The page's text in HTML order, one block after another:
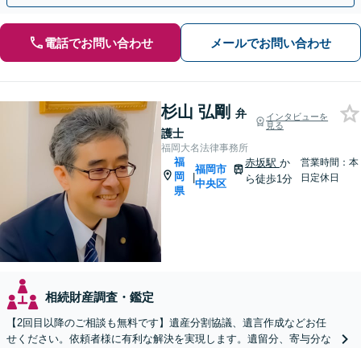
電話でお問い合わせ メールでお問い合わせ
杉山 弘剛 弁
護士
インタビューを
見る
福岡大名法律事務所
福
岡
県
|
福岡市
中央区
赤坂駅 か
ら徒歩1分
営業時間：本
日定休日
相続財産調査・鑑定
【2回目以降のご相談も無料です】遺産分割協議、遺言作成などお任
せください。依頼者様に有利な解決を実現します。遺留分、寄与分な